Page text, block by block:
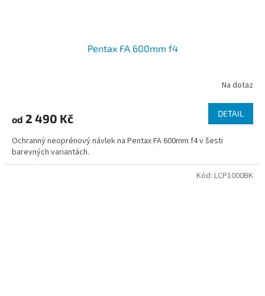
Pentax FA 600mm f4
Na dotaz
od 2 490 Kč DETAIL
Ochranný neoprénový návlek na Pentax FA 600mm f4 v šesti
barevných variantách.
Kód: LCP1000BK